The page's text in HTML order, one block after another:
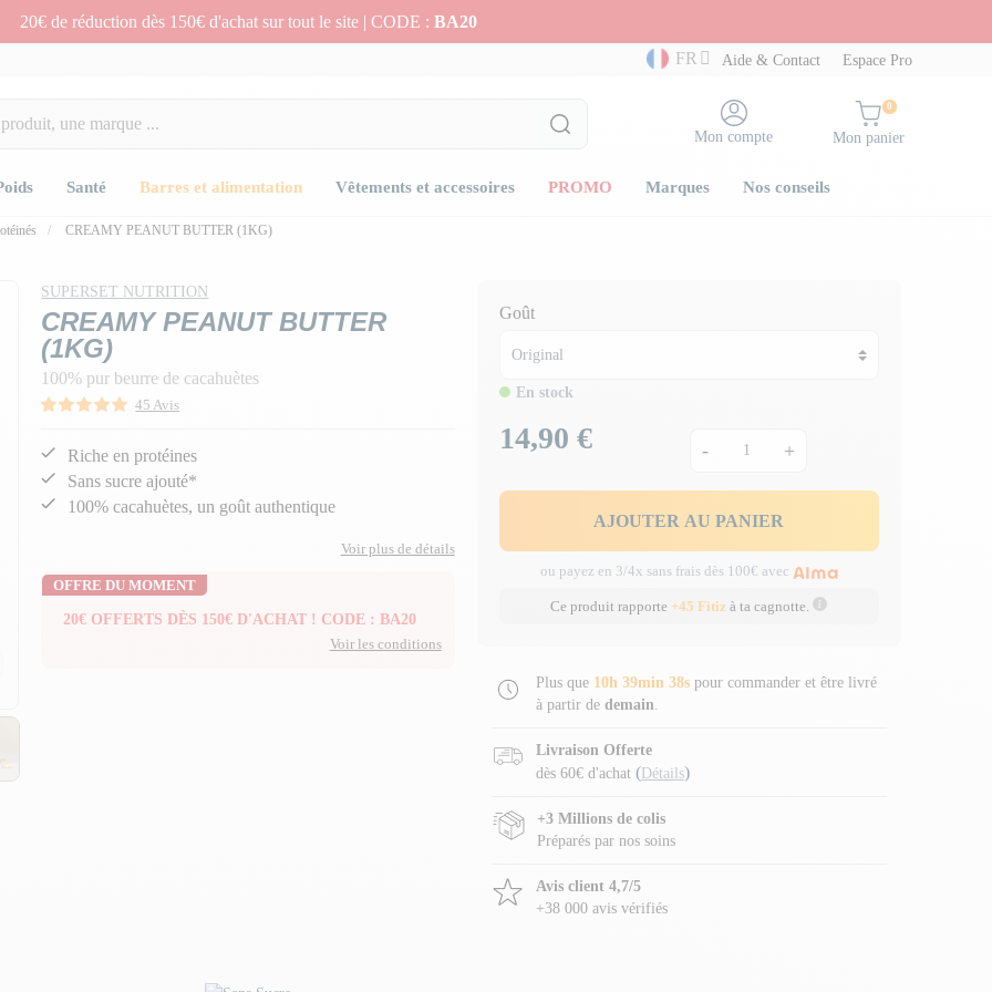
20€ de réduction dès 150€ d'achat sur tout le site | CODE : BA20
FR
Aide & Contact Espace Pro
Mon compte
0
Mon panier
Santé Barres et alimentation Vêtements et accessoires PROMO Marques Nos conseils
CREAMY PEANUT BUTTER (1KG)
SUPERSET NUTRITION
CREAMY PEANUT BUTTER
(1KG)
100% pur beurre de cacahuètes
45 Avis
Riche en protéines
Sans sucre ajouté*
100% cacahuètes, un goût authentique
Voir plus de détails
OFFRE DU MOMENT
20€ OFFERTS DÈS 150€ D'ACHAT ! CODE : BA20
Voir les conditions
Goût
En stock
Prix
14,90 € - +
AJOUTER AU PANIER
ou payez en 3/4x sans frais dès 100€ avec
Ce produit rapporte +45 Fitiz à ta cagnotte.
Plus que 10h 39min 36spour commander et être livré
à partir de demain.
Livraison Offerte
dès 60€ d'achat ( Détails)
+3 Millions de colis
Préparés par nos soins
Avis client 4,7/5
+38 000 avis vérifiés